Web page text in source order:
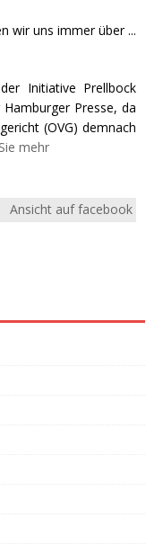
wir uns immer über ...
Initiative Prellbock
Presse, da
(OVG) demnach
mehr
Ansicht auf facebook